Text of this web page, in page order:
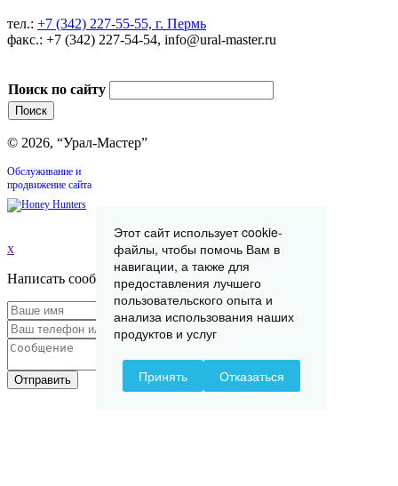
тел.: +7 (342) 227-55-55, г. Пермь
факс.: +7 (342) 227-54-54, info@ural-master.ru
Поиск по сайту
© 2026, “Урал-Мастер”
Обслуживание и
продвижение сайта
x
Написать сообщение
Отправить
Этот сайт использует cookie-
файлы, чтобы помочь Вам в
навигации, а также для
предоставления лучшего
пользовательского опыта и
анализа использования наших
продуктов и услуг
Принять Отказаться